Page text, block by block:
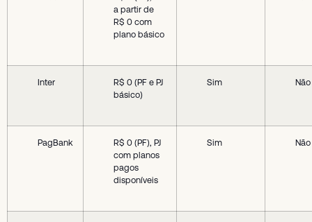
a partir de
R$ 0 com
plano básico
Inter
R$ 0 (PF e PJ
básico)
Sim Não
PagBank
R$ 0 (PF), PJ
com planos
pagos
disponíveis
Sim Não